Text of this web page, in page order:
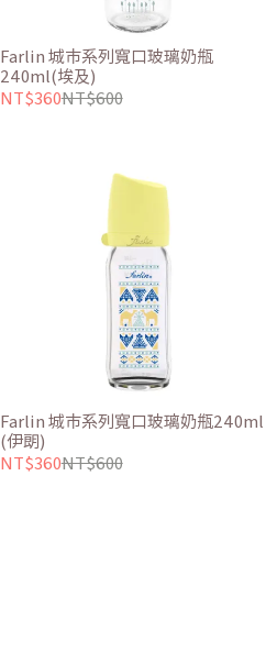
Farlin 城市系列寬口玻璃奶瓶
240ml(埃及)
NT$360NT$600
Farlin 城市系列寬口玻璃奶瓶240ml
(伊朗)
NT$360NT$600